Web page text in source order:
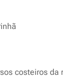
costeiros da